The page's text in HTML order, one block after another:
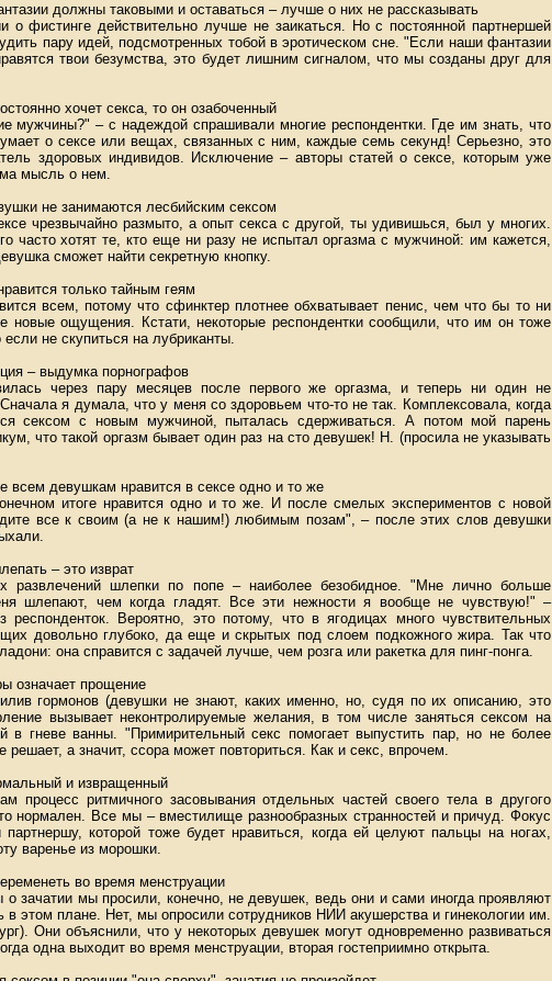
должны таковыми и оставаться – лучше о них не рассказывать
о фистинге действительно лучше не заикаться. Но с постоянной партнершей
пару идей, подсмотренных тобой в эротическом сне. "Если наши фантазии
твои безумства, это будет лишним сигналом, что мы созданы друг для
хочет секса, то он озабоченный
мужчины?" – с надеждой спрашивали многие респондентки. Где им знать, что
о сексе или вещах, связанных с ним, каждые семь секунд! Серьезно, это
здоровых индивидов. Исключение – авторы статей о сексе, которым уже
мысль о нем.
не занимаются лесбийским сексом
чрезвычайно размыто, а опыт секса с другой, ты удивишься, был у многих.
часто хотят те, кто еще ни разу не испытал оргазма с мужчиной: им кажется,
сможет найти секретную кнопку.
только тайным геям
всем, потому что сфинктер плотнее обхватывает пенис, чем что бы то ни
новые ощущения. Кстати, некоторые респондентки сообщили, что им он тоже
не скупиться на лубриканты.
– выдумка порнографов
через пару месяцев после первого же оргазма, и теперь ни один не
я думала, что у меня со здоровьем что-то не так. Комплексовала, когда
сексом с новым мужчиной, пыталась сдерживаться. А потом мой парень
что такой оргазм бывает один раз на сто девушек! Н. (просила не указывать
всем девушкам нравится в сексе одно и то же
итоге нравится одно и то же. И после смелых экспериментов с новой
все к своим (а не к нашим!) любимым позам", – после этих слов девушки
– это изврат
развлечений шлепки по попе – наиболее безобидное. "Мне лично больше
шлепают, чем когда гладят. Все эти нежности я вообще не чувствую!" –
респонденток. Вероятно, это потому, что в ягодицах много чувствительных
довольно глубоко, да еще и скрытых под слоем подкожного жира. Так что
она справится с задачей лучше, чем розга или ракетка для пинг-понга.
означает прощение
гормонов (девушки не знают, каких именно, но, судя по их описанию, это
вызывает неконтролируемые желания, в том числе заняться сексом на
в гневе ванны. "Примирительный секс помогает выпустить пар, но не более
решает, а значит, ссора может повториться. Как и секс, впрочем.
и извращенный
процесс ритмичного засовывания отдельных частей своего тела в другого
нормален. Все мы – вместилище разнообразных странностей и причуд. Фокус
которой тоже будет нравиться, когда ей целуют пальцы на ногах,
варенье из морошки.
во время менструации
о зачатии мы просили, конечно, не девушек, ведь они и сами иногда проявляют
в этом плане. Нет, мы опросили сотрудников НИИ акушерства и гинекологии им.
Они объяснили, что у некоторых девушек могут одновременно развиваться
одна выходит во время менструации, вторая гостеприимно открыта.